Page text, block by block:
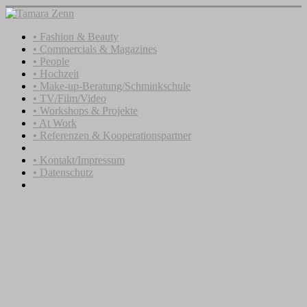
• Fashion & Beauty
• Commercials & Magazines
• People
• Hochzeit
• Make-up-Beratung/Schminkschule
• TV/Film/Video
• Workshops & Projekte
• At Work
• Referenzen & Kooperationspartner
• Kontakt/Impressum
• Datenschutz